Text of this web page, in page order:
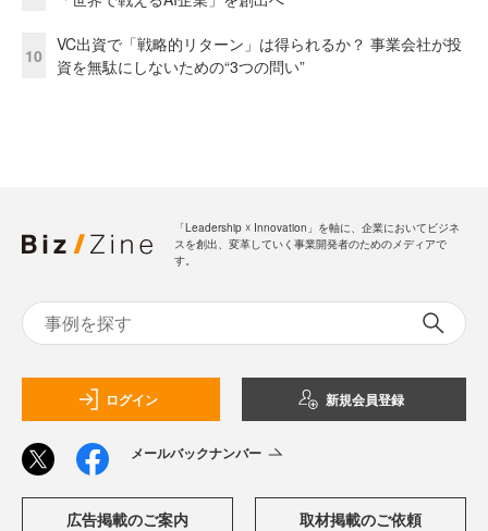
10
VC出資で「戦略的リターン」は得られるか？ 事業会社が投
資を無駄にしないための“3つの問い”
「Leadership ☓ Innovation」を軸に、企業においてビジネ
スを創出、変革していく事業開発者のためのメディアで
す。
ログイン 新規会員登録
メールバックナンバー
広告掲載のご案内 取材掲載のご依頼